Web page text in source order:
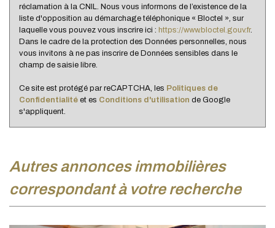
réclamation à la CNIL. Nous vous informons de l’existence de la
liste d'opposition au démarchage téléphonique « Bloctel », sur
laquelle vous pouvez vous inscrire ici : https://www.bloctel.gouv.fr.
Dans le cadre de la protection des Données personnelles, nous
vous invitons à ne pas inscrire de Données sensibles dans le
champ de saisie libre.
Ce site est protégé par reCAPTCHA, les Politiques de
Confidentialité et es Conditions d'utilisation de Google
s'appliquent.
autres annonces immobilières
correspondant à votre recherche